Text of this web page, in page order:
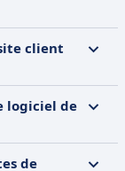
client
logiciel de
de